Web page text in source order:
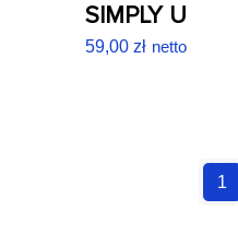
SIMPLY U
59,00zł netto
1